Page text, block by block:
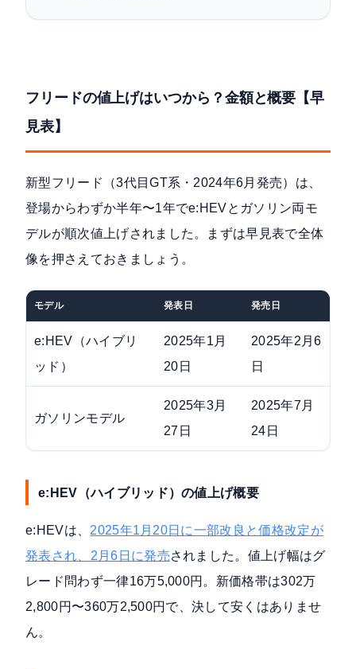
フリードの値上げはいつから？金額と概要【早
見表】
新型フリード（3代目GT系・2024年6月発売）は、
登場からわずか半年〜1年でe:HEVとガソリン両モ
デルが順次値上げされました。まずは早見表で全体
像を押さえておきましょう。
モデル 発表日 発売日
e:HEV（ハイブリ
ッド）
2025年1月
20日
2025年2月6
日
ガソリンモデル
2025年3月
27日
2025年7月
24日
e:HEV（ハイブリッド）の値上げ概要
e:HEVは、2025年1月20日に一部改良と価格改定が
発表され、2月6日に発売されました。値上げ幅はグ
レード問わず一律16万5,000円。新価格帯は302万
2,800円〜360万2,500円で、決して安くはありませ
ん。